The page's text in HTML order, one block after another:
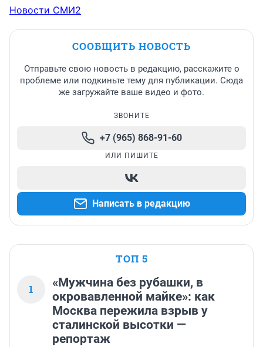
Новости СМИ2
СООБЩИТЬ НОВОСТЬ
Отправьте свою новость в редакцию, расскажите о
проблеме или подкиньте тему для публикации. Сюда
же загружайте ваше видео и фото.
ЗВОНИТЕ
+7 (965) 868-91-60
ИЛИ ПИШИТЕ
Написать в редакцию
ТОП 5
1
«Мужчина без рубашки, в
окровавленной майке»: как
Москва пережила взрыв у
сталинской высотки —
репортаж